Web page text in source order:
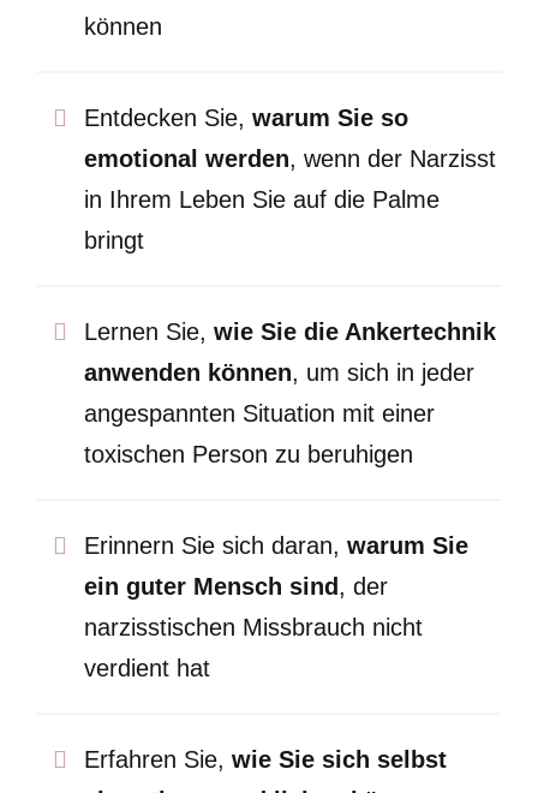
können
Entdecken Sie, warum Sie so
emotional werden, wenn der Narzisst
in Ihrem Leben Sie auf die Palme
bringt
Lernen Sie, wie Sie die Ankertechnik
anwenden können, um sich in jeder
angespannten Situation mit einer
toxischen Person zu beruhigen
Erinnern Sie sich daran, warum Sie
ein guter Mensch sind , der
narzisstischen Missbrauch nicht
verdient hat
Erfahren Sie, wie Sie sich selbst